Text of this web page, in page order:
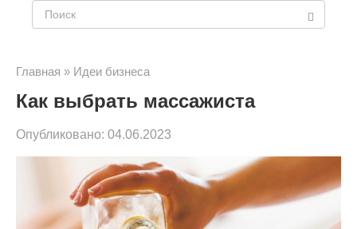
Главная » Идеи бизнеса
Как выбрать массажиста
Опубликовано: 04.06.2023